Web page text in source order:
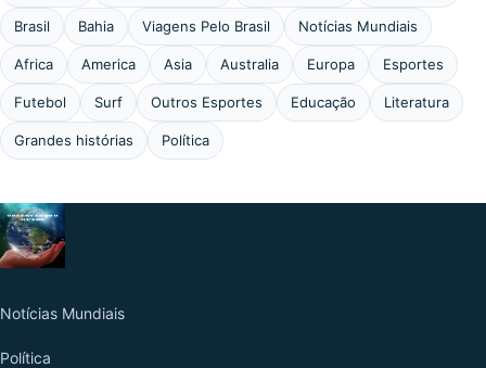
Brasil Bahia Viagens Pelo Brasil Notícias Mundiais
Africa America Asia Australia Europa Esportes
Futebol Surf Outros Esportes Educação Literatura
Grandes histórias Política
EDITORIAS
Notícias Mundiais
Política